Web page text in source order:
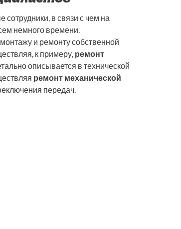
в связи с чем на
немного времени.
и ремонту собственной
к примеру, ремонт
описывается в технической
ремонт механической
передач.